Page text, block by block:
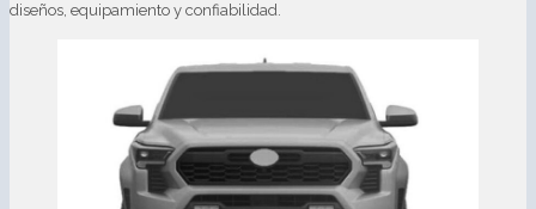
diseños, equipamiento y confiabilidad.